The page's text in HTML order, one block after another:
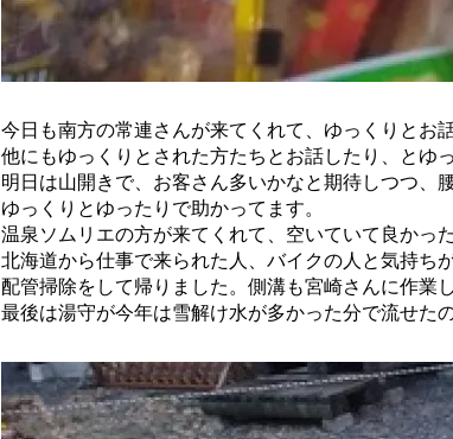
今日も南方の常連さんが来てくれて、ゆっくりとお話
他にもゆっくりとされた方たちとお話したり、とゆ
明日は山開きで、お客さん多いかなと期待しつつ、
ゆっくりとゆったりで助かってます。
温泉ソムリエの方が来てくれて、空いていて良かった
北海道から仕事で来られた人、バイクの人と気持ち
配管掃除をして帰りました。側溝も宮崎さんに作業
最後は湯守が今年は雪解け水が多かった分で流せた